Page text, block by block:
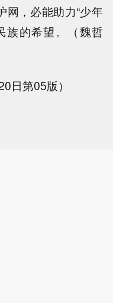
网，必能助力“少年
族的希望。（魏哲
日第05版）